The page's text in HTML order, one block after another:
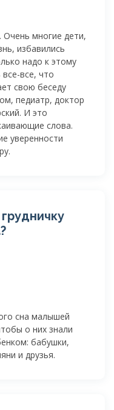
Очень многие дети,
избавились
надо к этому
все, что
свою беседу
педиатр, доктор
И это
слова.
уверенности
сна малышей
о них знали
бабушки,
и друзья.